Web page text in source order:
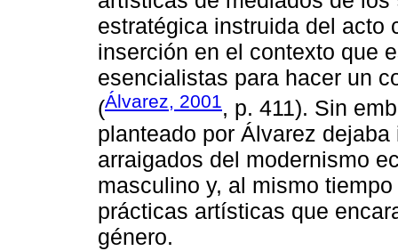
estratégica instruida del acto
inserción en el contexto que
esencialistas para hacer un
(Álvarez, 2001, p. 411). Sin
planteado por Álvarez
arraigados del modernismo
masculino y, al mismo
prácticas artísticas que
género.